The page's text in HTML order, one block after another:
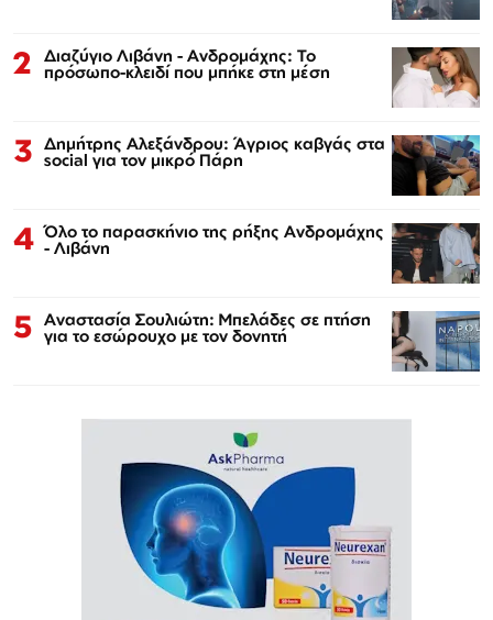
2 Διαζύγιο Λιβάνη - Ανδρομάχης: Το
πρόσωπο-κλειδί που μπήκε στη μέση
3 Δημήτρης Αλεξάνδρου: Άγριος καβγάς στα
social για τον μικρό Πάρη
4 Όλο το παρασκήνιο της ρήξης Ανδρομάχης
- Λιβάνη
5 Αναστασία Σουλιώτη: Μπελάδες σε πτήση
για το εσώρουχο με τον δονητή